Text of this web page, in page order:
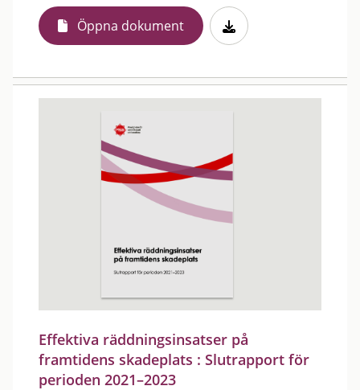
Öppna dokument
Effektiva räddningsinsatser på
framtidens skadeplats : Slutrapport för
perioden 2021–2023